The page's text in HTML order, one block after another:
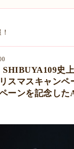
史
スマスキャンペ
ーンを記念し